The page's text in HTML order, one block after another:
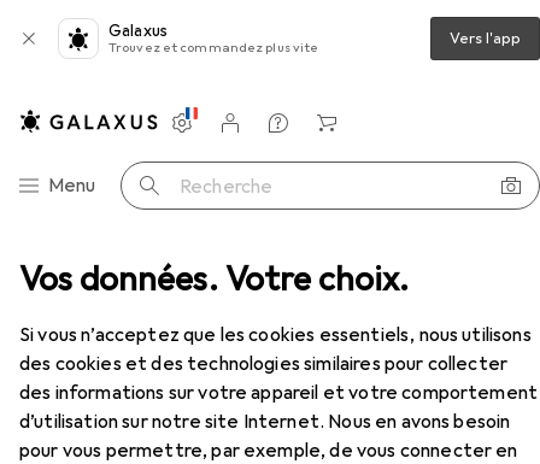
Vos données. Votre choix.
Si vous n’acceptez que les cookies essentiels, nous utilisons
des cookies et des technologies similaires pour collecter
des informations sur votre appareil et votre comportement
d’utilisation sur notre site Internet. Nous en avons besoin
pour vous permettre, par exemple, de vous connecter en
Galaxus
Trouvez et commandez plus vite Vers l'app
Navigation par catégorie
Menu Recherche
Paramètres
Compte client
Listes de comparaison
Listes d'envies
Panier
Casque micro de bureau HP Poly EncorePro 320
EUR
42,52
Poly EncorePro 320
Filaire, USB-A, Skype